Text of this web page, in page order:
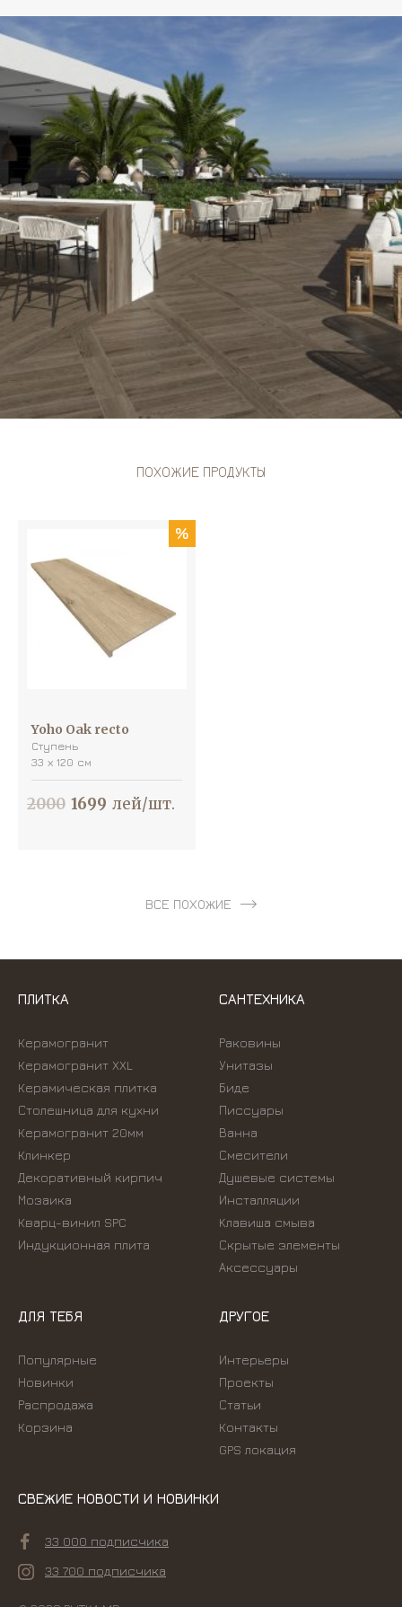
ПОХОЖИЕ ПРОДУКТЫ
%
Yoho Oak recto
Ступень
33 х 120 см
2000 1699 лей/шт.
ВСЕ ПОХОЖИЕ
ПЛИТКА
Керамогранит
Керамогранит XXL
Керамическая плитка
Столешница для кухни
Керамогранит 20мм
Клинкер
Декоративный кирпич
Мозаика
Кварц-винил SPC
Индукционная плита
САНТЕХНИКА
Раковины
Унитазы
Биде
Писсуары
Ванна
Смесители
Душевые системы
Инсталляции
Kлавиша смыва
Скрытые элементы
Аксессуары
ДЛЯ ТЕБЯ
Популярные
Новинки
Распродажа
Корзина
ДРУГОЕ
Интерьеры
Проекты
Статьи
Контакты
GPS локация
СВЕЖИЕ НОВОСТИ И НОВИНКИ
33 000 подписчика
33 700 подписчика